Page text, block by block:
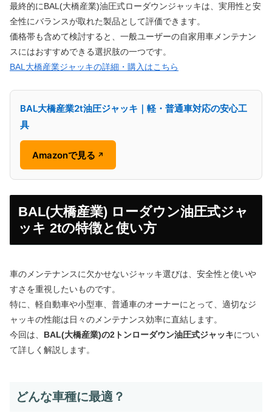
最終的にBAL(大橋産業)油圧式ローダウンジャッキは、実用性と安
全性にバランスが取れた製品として評価できます。
価格帯も含めて検討すると、一般ユーザーの自家用車メンテナン
スにはおすすめできる選択肢の一つです。
BAL大橋産業ジャッキの詳細・購入はこちら
BAL大橋産業2t油圧ジャッキ｜軽・普通車対応の安心工
具
Amazonで見る ↗
BAL(大橋産業) ローダウン油圧式ジャ
ッキ 2tの特徴と使い方
車のメンテナンスに欠かせないジャッキ選びは、安全性と使いや
すさを重視したいものです。
特に、軽自動車や小型車、普通車のオーナーにとって、適切なジ
ャッキの性能は日々のメンテナンス効率に直結します。
今回は、 BAL(大橋産業)の2トンローダウン油圧式ジャッキについ
て詳しく解説します。
どんな車種に最適？